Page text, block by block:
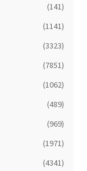
(141)
(1141)
(3323)
(7851)
(1062)
(489)
(969)
(1971)
(4341)